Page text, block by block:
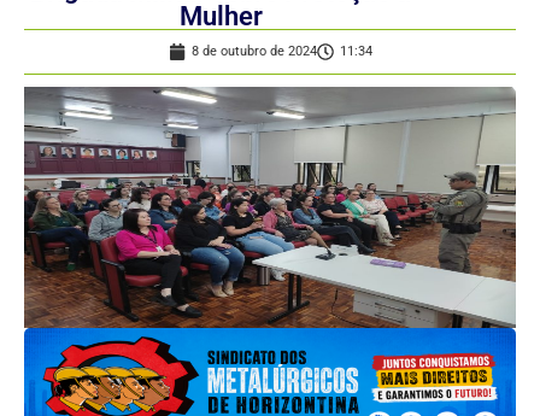
Mulher
8 de outubro de 2024 11:34